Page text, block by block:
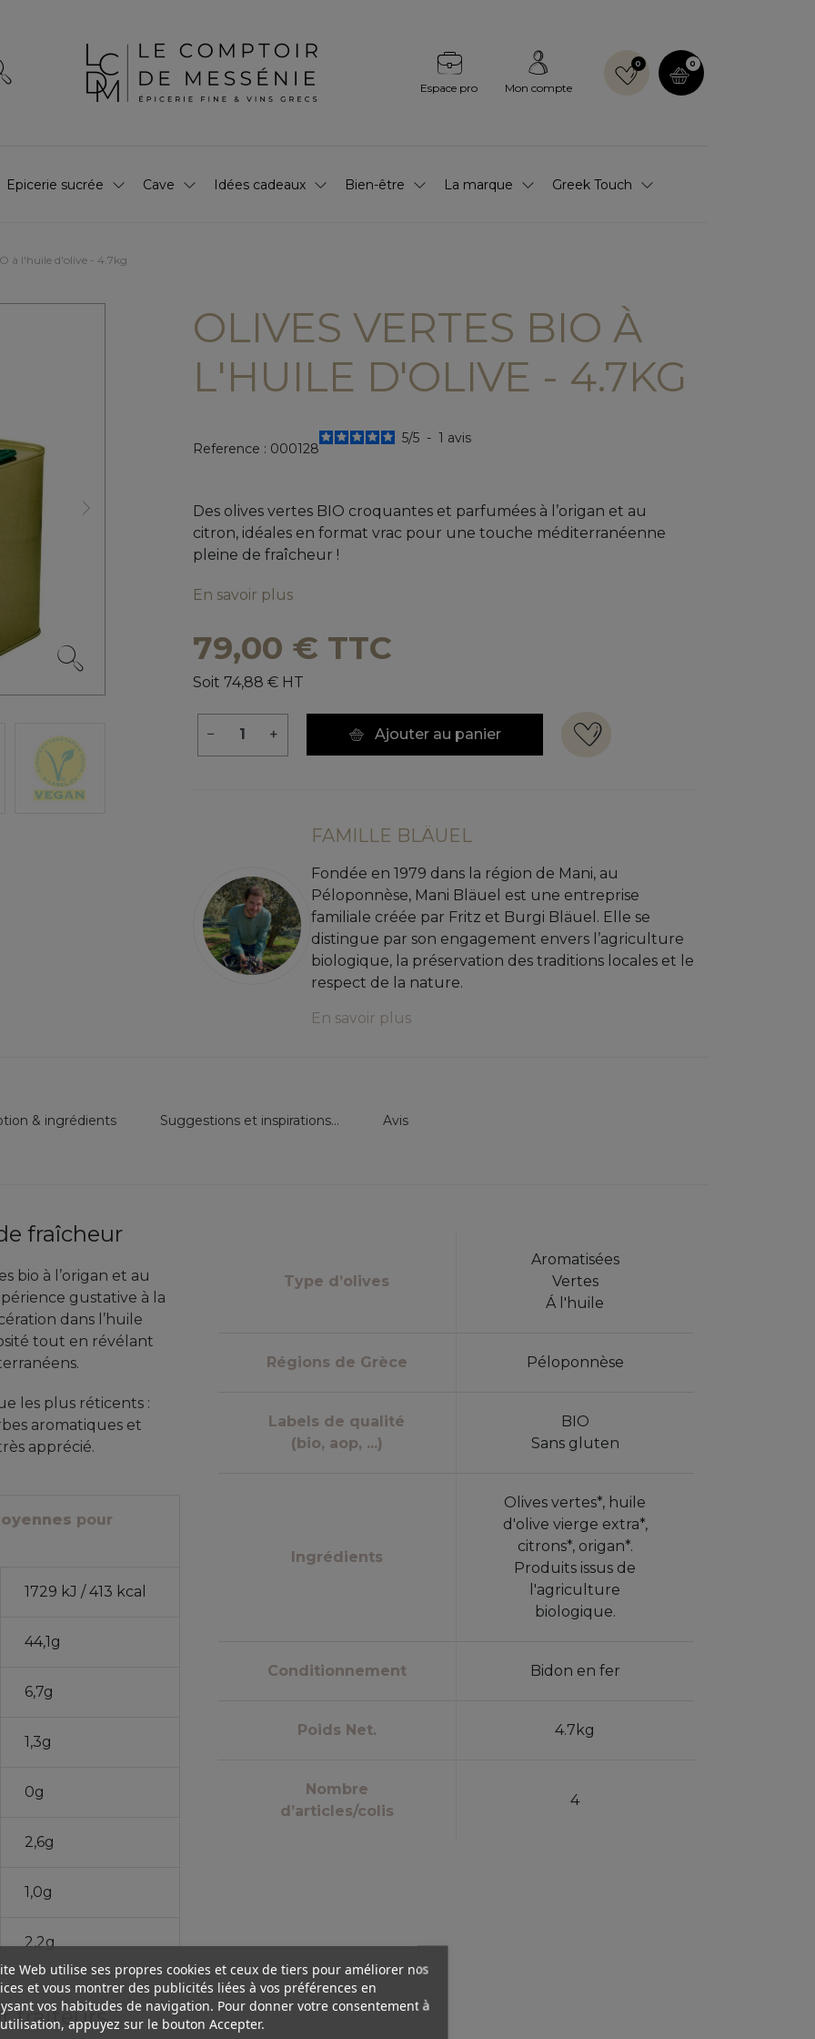
Espace pro Mon compte
0 0
Epicerie sucrée Cave Idées cadeaux Bien-être La marque Greek Touch
à l'huile d'olive - 4.7kg
Suivant
OLIVES VERTES BIO À
L'HUILE D'OLIVE - 4.7KG
Reference : 000128
5/5 - 1 avis
Des olives vertes BIO croquantes et parfumées à l’origan et au
citron, idéales en format vrac pour une touche méditerranéenne
pleine de fraîcheur !
En savoir plus
79,00 € TTC
Soit 74,88 € HT
− + Ajouter au panier
FAMILLE BLÄUEL
Fondée en 1979 dans la région de Mani, au
Péloponnèse, Mani Bläuel est une entreprise
familiale créée par Fritz et Burgi Bläuel. Elle se
distingue par son engagement envers l’agriculture
biologique, la préservation des traditions locales et le
respect de la nature.
En savoir plus
& ingrédients Suggestions et inspirations... Avis
fraîcheur
bio à l’origan et au
gustative à la
dans l’huile
tout en révélant
les plus réticents :
aromatiques et
apprécié.
pour
1729 kJ / 413 kcal
44,1g
6,7g
1,3g
0g
2,6g
1,0g
2,2g
traiteurs,
Type d’olives
Aromatisées
Vertes
Á l'huile
Régions de Grèce Péloponnèse
Labels de qualité
(bio, aop, ...)
BIO
Sans gluten
Ingrédients
Olives vertes*, huile
d'olive vierge extra*,
citrons*, origan*.
Produits issus de
l'agriculture
biologique.
Conditionnement Bidon en fer
Poids Net. 4.7kg
Nombre
d’articles/colis
4
Web utilise ses propres cookies et ceux de tiers pour améliorer nos
et vous montrer des publicités liées à vos préférences en
vos habitudes de navigation. Pour donner votre consentement à
appuyez sur le bouton Accepter.